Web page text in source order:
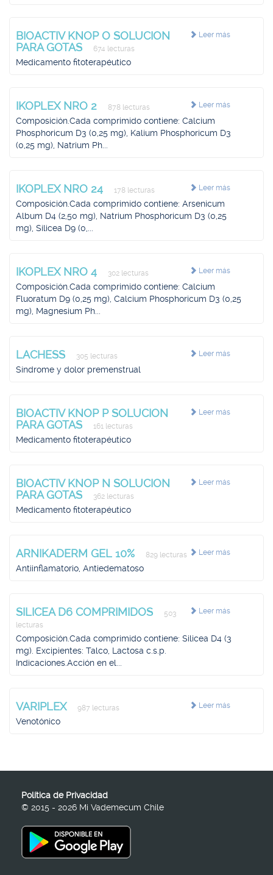
Leer más
BIOACTIV KNOP O SOLUCION
PARA GOTAS
674 lecturas
Medicamento fitoterapéutico
Leer más
IKOPLEX NRO 2 878 lecturas
Composición.Cada comprimido contiene: Calcium
Phosphoricum D3 (0,25 mg), Kalium Phosphoricum D3
(0,25 mg), Natrium Ph...
Leer más
IKOPLEX NRO 24 178 lecturas
Composición.Cada comprimido contiene: Arsenicum
Album D4 (2,50 mg), Natrium Phosphoricum D3 (0,25
mg), Silicea D9 (0,...
Leer más
IKOPLEX NRO 4 302 lecturas
Composición.Cada comprimido contiene: Calcium
Fluoratum D9 (0,25 mg), Calcium Phosphoricum D3 (0,25
mg), Magnesium Ph...
Leer más
LACHESS 305 lecturas
Síndrome y dolor premenstrual
Leer más
BIOACTIV KNOP P SOLUCION
PARA GOTAS
161 lecturas
Medicamento fitoterapéutico
Leer más
BIOACTIV KNOP N SOLUCION
PARA GOTAS
362 lecturas
Medicamento fitoterapéutico
Leer más
ARNIKADERM GEL 10% 829 lecturas
Antiinflamatorio, Antiedematoso
Leer más
SILICEA D6 COMPRIMIDOS
503
lecturas
Composición.Cada comprimido contiene: Silicea D4 (3
mg). Excipientes: Talco, Lactosa c.s.p.
Indicaciones.Acción en el...
Leer más
VARIPLEX 987 lecturas
Venotónico
Política de Privacidad
© 2015 - 2026 Mi Vademecum Chile